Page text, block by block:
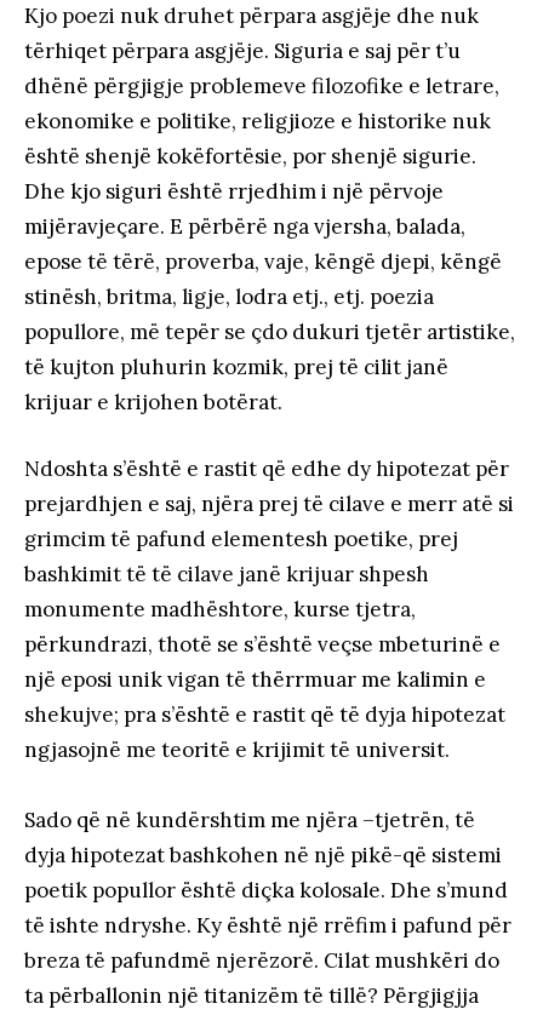
Kjo poezi nuk druhet përpara asgjëje dhe nuk
tërhiqet përpara asgjëje. Siguria e saj për t’u
dhënë përgjigje problemeve filozofike e letrare,
ekonomike e politike, religjioze e historike nuk
është shenjë kokëfortësie, por shenjë sigurie.
Dhe kjo siguri është rrjedhim i një përvoje
mijëravjeçare. E përbërë nga vjersha, balada,
epose të tërë, proverba, vaje, këngë djepi, këngë
stinësh, britma, ligje, lodra etj., etj. poezia
popullore, më tepër se çdo dukuri tjetër artistike,
të kujton pluhurin kozmik, prej të cilit janë
krijuar e krijohen botërat.
Ndoshta s’është e rastit që edhe dy hipotezat për
prejardhjen e saj, njëra prej të cilave e merr atë si
grimcim të pafund elementesh poetike, prej
bashkimit të të cilave janë krijuar shpesh
monumente madhështore, kurse tjetra,
përkundrazi, thotë se s’është veçse mbeturinë e
një eposi unik vigan të thërrmuar me kalimin e
shekujve; pra s’është e rastit që të dyja hipotezat
ngjasojnë me teoritë e krijimit të universit.
Sado që në kundërshtim me njëra –tjetrën, të
dyja hipotezat bashkohen në një pikë-që sistemi
poetik popullor është diçka kolosale. Dhe s’mund
të ishte ndryshe. Ky është një rrëfim i pafund për
breza të pafundmë njerëzorë. Cilat mushkëri do
ta përballonin një titanizëm të tillë? Përgjigjja